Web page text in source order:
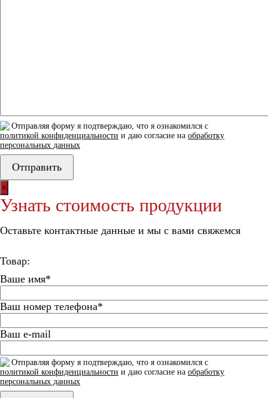
Отправляя форму я подтверждаю, что я ознакомился с
политикой конфиденциальности и даю согласие на обработку
персональных данных
×
Узнать стоимость продукции
Оставьте контактные данные и мы с вами свяжемся
Товар:
Ваше имя*
Ваш номер телефона*
Ваш e-mail
Отправляя форму я подтверждаю, что я ознакомился с
политикой конфиденциальности и даю согласие на обработку
персональных данных